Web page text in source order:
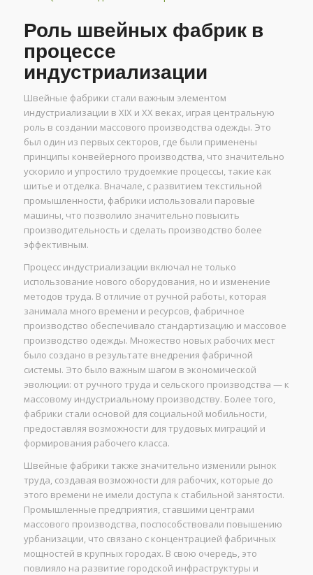
Роль швейных фабрик в
процессе
индустриализации
Швейные фабрики стали важным элементом
индустриализации в XIX и XX веках, играя центральную
роль в создании массового производства одежды. Это
был один из первых секторов, где были применены
принципы конвейерного производства, что значительно
ускорило и упростило трудоемкие процессы, такие как
шитье и отделка. Вначале, с развитием текстильной
промышленности, фабрики использовали паровые
машины, что позволило значительно повысить
производительность и сделать производство более
эффективным.
Процесс индустриализации включал не только
использование нового оборудования, но и изменение
методов труда. В отличие от ручной работы, которая
занимала много времени и ресурсов, фабричное
производство обеспечивало стандартизацию и массовое
производство одежды. Множество новых рабочих мест
было создано в результате внедрения фабричной
системы. Это было важным шагом в экономической
эволюции: от ручного труда и сельского производства — к
массовому индустриальному производству. Более того,
фабрики стали основой для социальной мобильности,
предоставляя возможности для трудовых миграций и
формирования рабочего класса.
Швейные фабрики также значительно изменили рынок
труда, создавая возможности для рабочих, которые до
этого времени не имели доступа к стабильной занятости.
Промышленные предприятия, ставшими центрами
массового производства, поспособствовали повышению
урбанизации, что связано с концентрацией фабричных
мощностей в крупных городах. В свою очередь, это
повлияло на развитие городской инфраструктуры и